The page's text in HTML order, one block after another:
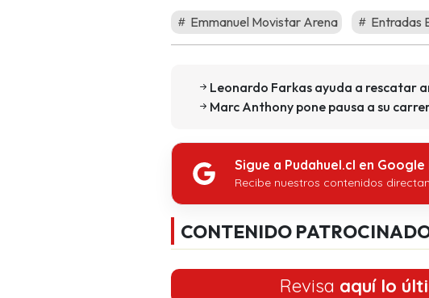
Emmanuel Movistar Arena Entradas
Leonardo Farkas ayuda a rescatar
Marc Anthony pone pausa a su
Sigue a Pudahuel.cl en
Recibe nuestros contenidos
CONTENIDO
Revisa aquí lo